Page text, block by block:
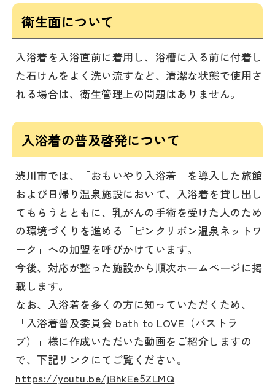
衛生面について
入浴着を入浴直前に着用し、浴槽に入る前に付着し
た石けんをよく洗い流すなど、清潔な状態で使用さ
れる場合は、衛生管理上の問題はありません。
入浴着の普及啓発について
渋川市では、「おもいやり入浴着」を導入した旅館
および日帰り温泉施設において、入浴着を貸し出し
てもらうとともに、乳がんの手術を受けた人のため
の環境づくりを進める「ピンクリボン温泉ネットワ
ーク」への加盟を呼びかけています。
今後、対応が整った施設から順次ホームページに掲
載します。
なお、入浴着を多くの方に知っていただくため、
「入浴着普及委員会 bath to LOVE（バストラ
ブ）」様に作成いただいた動画をご紹介しますの
で、下記リンクにてご覧ください。
https://youtu.be/jBhkEe5ZLMQ